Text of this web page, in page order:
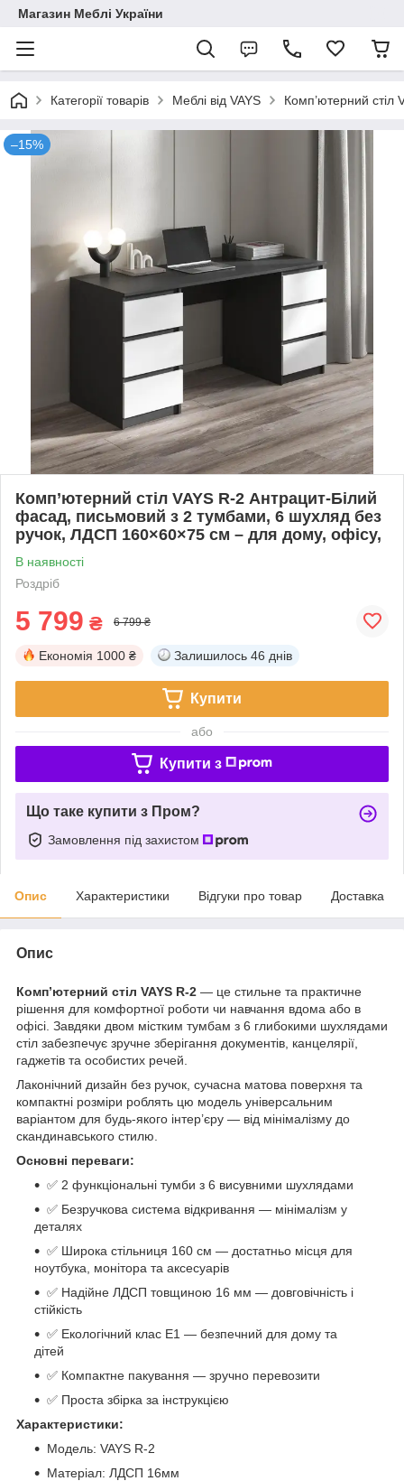
Магазин Меблі України
Категорії товарів Меблі від VAYS Комп’ютерний
–15%
Комп’ютерний стіл VAYS R-2 Антрацит-Білий
фасад, письмовий з 2 тумбами, 6 шухляд без
ручок, ЛДСП 160×60×75 см – для дому, офісу,
В наявності
Роздріб
5 799 ₴ 6 799 ₴
Економія 1000 ₴ Залишилось 46 днів
Купити
або
Купити з
Що таке купити з Пром?
Замовлення під захистом
Опис Характеристики Відгуки про товар Доставка
Опис
Комп’ютерний стіл VAYS R-2 — це стильне та практичне
рішення для комфортної роботи чи навчання вдома або в
офісі. Завдяки двом містким тумбам з 6 глибокими шухлядами
стіл забезпечує зручне зберігання документів, канцелярії,
гаджетів та особистих речей.
Лаконічний дизайн без ручок, сучасна матова поверхня та
компактні розміри роблять цю модель універсальним
варіантом для будь-якого інтер’єру — від мінімалізму до
скандинавського стилю.
Основні переваги:
✅ 2 функціональні тумби з 6 висувними шухлядами
✅ Безручкова система відкривання — мінімалізм у
деталях
✅ Широка стільниця 160 см — достатньо місця для
ноутбука, монітора та аксесуарів
✅ Надійне ЛДСП товщиною 16 мм — довговічність і
стійкість
✅ Екологічний клас Е1 — безпечний для дому та
дітей
✅ Компактне пакування — зручно перевозити
✅ Проста збірка за інструкцією
Характеристики:
Модель: VAYS R-2
Матеріал: ЛДСП 16мм